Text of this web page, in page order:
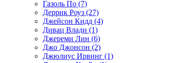
Газоль По (7)
Деррик Роуз (27)
Джейсон Кидд (4)
Дивац Влади (1)
Джереми Лин (6)
Джо Джонсон (2)
Джюлиус Ирвинг (1)